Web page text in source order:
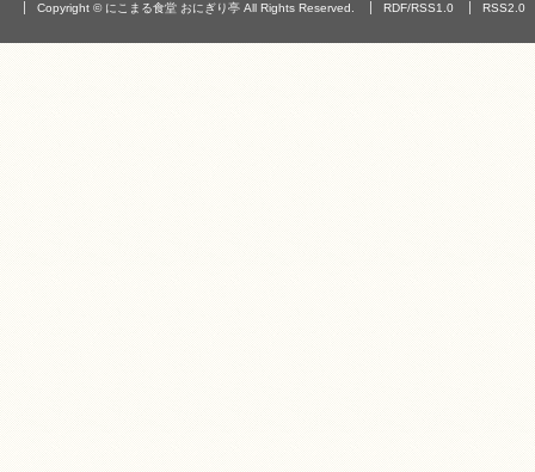
Copyright © にこまる食堂 おにぎり亭 All Rights Reserved. RDF/RSS1.0 RSS2.0